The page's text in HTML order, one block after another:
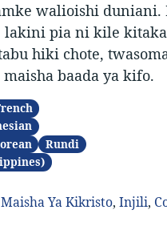
walioishi duniani.
lakini pia ni kile
hiki chote,
baada ya kifo.
Rundi
Maisha Ya Kikristo, Injili,